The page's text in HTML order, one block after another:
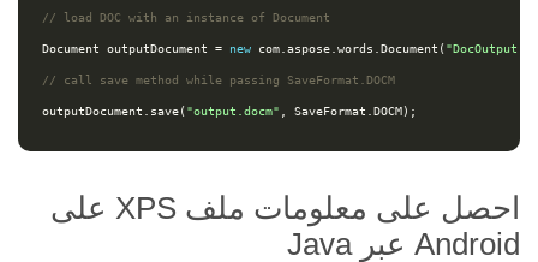
// load DOC with an instance of Document
Document outputDocument = new com aspose words Document (
// call save method while passing SaveFormat.DOCM
outputDocument save( "output.docm" SaveFormat DOCM);
احصل على معلومات ملف XPS على
Android عبر Java